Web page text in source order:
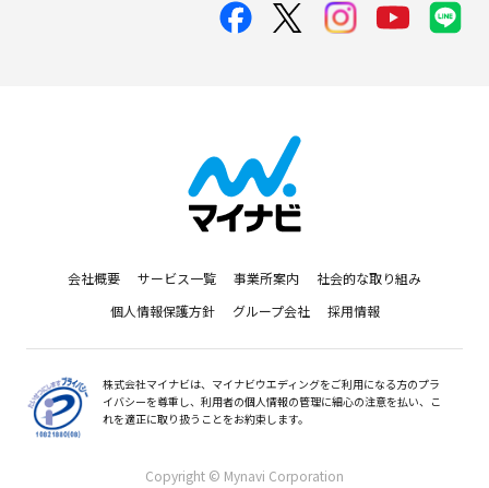
会社概要 サービス一覧 事業所案内
社会的な取り組み
個人情報保護方針
グループ会社 採用情報
株式会社マイナビは、マイナビウエディングをご利用になる方のプラ
イバシーを尊重し、利用者の個人情報の管理に細心の注意を払い、こ
れを適正に取り扱うことをお約束します。
Copyright © Mynavi Corporation